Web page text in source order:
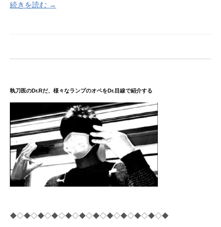
続きを読む →
執刀医のDr.Rだ、様々なランプのオペをDr.目線で紹介する
◆◇◆◇◆◇◆◇◆◇◆◇◆◇◆◇◆◇◆◇◆◇◆